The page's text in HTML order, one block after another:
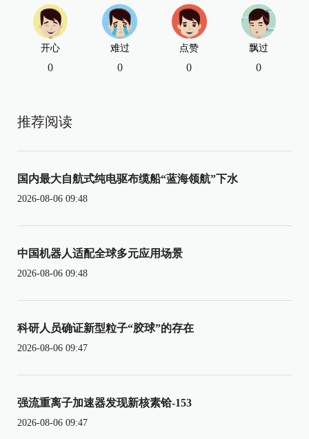
开心
0
难过
0
点赞
0
飘过
0
推荐阅读
国内最大自航式纯电驱布缆船“蓝海领航”下水
2026-08-06 09:48
中国机器人适配全球多元应用场景
2026-08-06 09:48
科研人员确证新型粒子“胶球”的存在
2026-08-06 09:47
强流重离子加速器发现新核素铪-153
2026-08-06 09:47